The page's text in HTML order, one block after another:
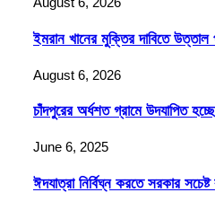
ইমরান খানের মুক্তির দাবিতে উত্তাল
August 6, 2026
চাঁদপুরের অর্ধশত গ্রামে উদযাপিত
June 6, 2025
ঈদযাত্রা নির্বিঘ্ন করতে সরকার